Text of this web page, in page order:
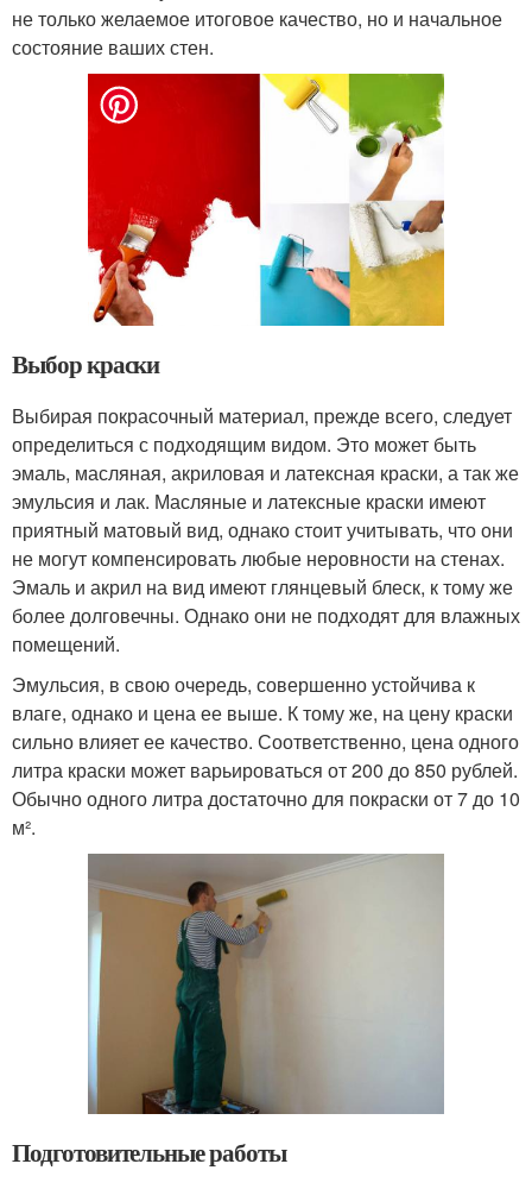
не только желаемое итоговое качество, но и начальное
состояние ваших стен.
Выбор краски
Выбирая покрасочный материал, прежде всего, следует
определиться с подходящим видом. Это может быть
эмаль, масляная, акриловая и латексная краски, а так же
эмульсия и лак. Масляные и латексные краски имеют
приятный матовый вид, однако стоит учитывать, что они
не могут компенсировать любые неровности на стенах.
Эмаль и акрил на вид имеют глянцевый блеск, к тому же
более долговечны. Однако они не подходят для влажных
помещений.
Эмульсия, в свою очередь, совершенно устойчива к
влаге, однако и цена ее выше. К тому же, на цену краски
сильно влияет ее качество. Соответственно, цена одного
литра краски может варьироваться от 200 до 850 рублей.
Обычно одного литра достаточно для покраски от 7 до 10
м².
Подготовительные работы